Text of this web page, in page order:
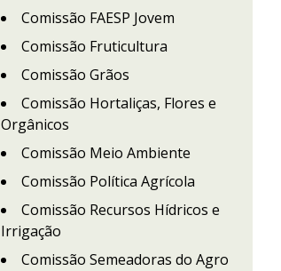
Comissão FAESP Jovem
Comissão Fruticultura
Comissão Grãos
Comissão Hortaliças, Flores e
Orgânicos
Comissão Meio Ambiente
Comissão Política Agrícola
Comissão Recursos Hídricos e
Irrigação
Comissão Semeadoras do Agro